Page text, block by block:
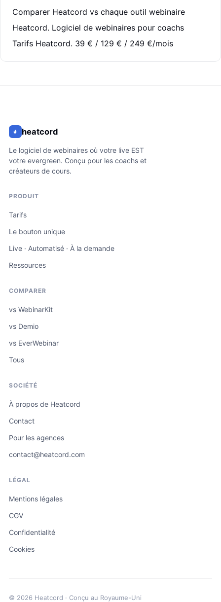
Comparer Heatcord vs chaque outil webinaire
Heatcord. Logiciel de webinaires pour coachs
Tarifs Heatcord. 39 € / 129 € / 249 €/mois
heatcord
Le logiciel de webinaires où votre live EST
votre evergreen. Conçu pour les coachs et
créateurs de cours.
PRODUIT
Tarifs
Le bouton unique
Live · Automatisé · À la demande
Ressources
COMPARER
vs WebinarKit
vs Demio
vs EverWebinar
Tous
SOCIÉTÉ
À propos de Heatcord
Contact
Pour les agences
contact@heatcord.com
LÉGAL
Mentions légales
CGV
Confidentialité
Cookies
© 2026 Heatcord · Conçu au Royaume-Uni